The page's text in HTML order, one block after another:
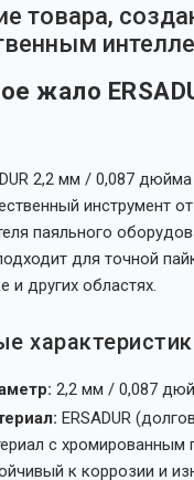
товара,
жало
2,2 мм / 0,087 дюйма
инструмент
паяльного
для точной
и других областях.
2,2 мм / 0,087
ERSADUR
с хромированным
к коррозии и